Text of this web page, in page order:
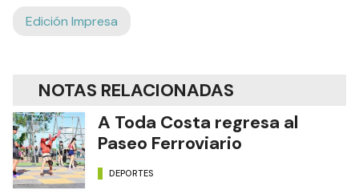
próximo viernes.